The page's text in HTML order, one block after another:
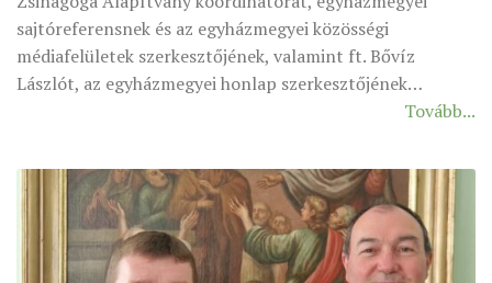
sajtóreferensnek és az egyházmegyei közösségi
médiafelületek szerkesztőjének, valamint ft. Bővíz
Lászlót, az egyházmegyei honlap szerkesztőjének…
Tovább...